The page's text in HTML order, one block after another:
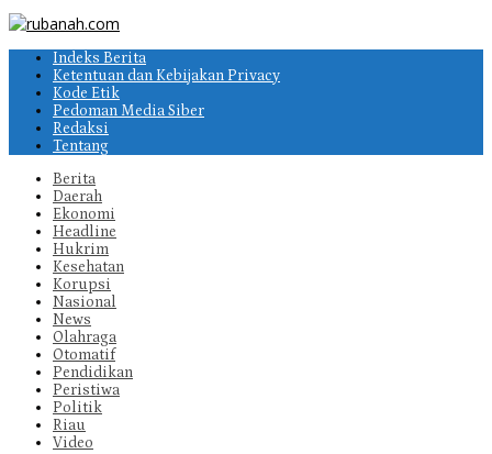
Indeks Berita
Ketentuan dan Kebijakan Privacy
Kode Etik
Pedoman Media Siber
Redaksi
Tentang
Berita
Daerah
Ekonomi
Headline
Hukrim
Kesehatan
Korupsi
Nasional
News
Olahraga
Otomatif
Pendidikan
Peristiwa
Politik
Riau
Video